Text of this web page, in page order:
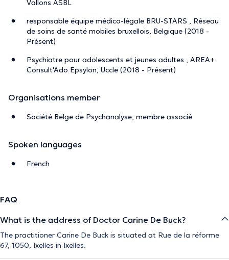
Vallons ASBL
responsable équipe médico-légale BRU-STARS , Réseau
de soins de santé mobiles bruxellois, Belgique (2018 -
Présent)
Psychiatre pour adolescents et jeunes adultes , AREA+
Consult'Ado Epsylon, Uccle (2018 - Présent)
Organisations member
Société Belge de Psychanalyse, membre associé
Spoken languages
French
FAQ
What is the address of Doctor Carine De Buck?
The practitioner Carine De Buck is situated at Rue de la réforme
67, 1050, Ixelles in Ixelles.